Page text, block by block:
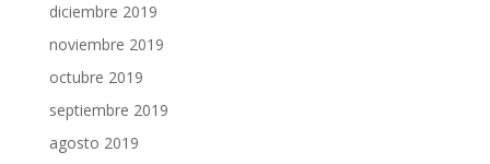
diciembre 2019
noviembre 2019
octubre 2019
septiembre 2019
agosto 2019